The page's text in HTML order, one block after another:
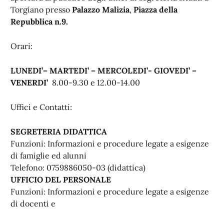
Torgiano presso Palazzo Malizia, Piazza della
Repubblica n.9.
Orari:
LUNEDI’– MARTEDI’ – MERCOLEDI’- GIOVEDI’ –
VENERDI’ 8.00-9.30 e 12.00-14.00
Uffici e Contatti:
SEGRETERIA DIDATTICA
Funzioni: Informazioni e procedure legate a esigenze
di famiglie ed alunni
Telefono: 0759886050-03 (didattica)
UFFICIO DEL PERSONALE
Funzioni: Informazioni e procedure legate a esigenze
di docenti e